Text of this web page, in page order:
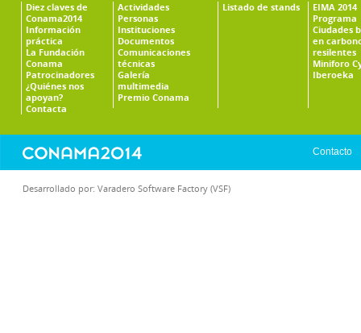
Diez claves de
Conama2014
Información
práctica
La Fundación
Conama
Patrocinadores
¿Quiénes nos
apoyan?
Contacta
Actividades
Personas
Instituciones
Documentos
Comunicaciones
técnicas
Galería
multimedia
Premio Conama
Listado de stands
EIMA 2014
Programa
Ciudades
en
resilentes
Miniforo
Iberoeka
Contacto
Desarrollado por: Varadero Software Factory (VSF)